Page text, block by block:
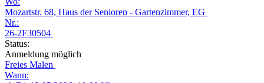
Mozartstr. 68, Haus der Senioren - Gartenzimmer, EG
Nr.:
26-2F30504
Status:
Anmeldung möglich
Freies Malen
Wann: